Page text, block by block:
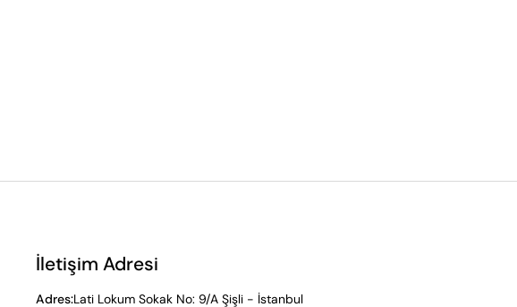
İletişim Adresi
Adres:Lati Lokum Sokak No: 9/A Şişli - İstanbul